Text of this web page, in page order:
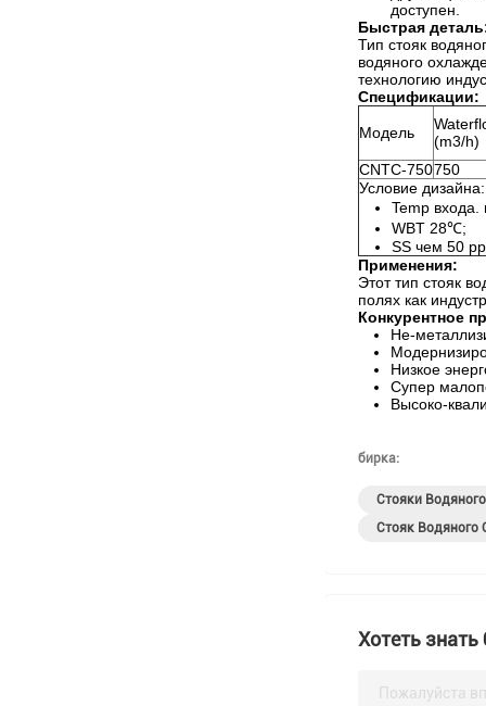
доступен.
Быстрая
Тип стояк
водяного
технологию
Спецификации:
Модель
(m3/h)
CNTC-750750
Условие дизайна:
Temp
WBT 28℃;
SS чем 50
Применения:
Этот тип стояк
полях как
Конкурентное
Не-
Низкое
Супер
Высоко-
бирка:
Стояки
Стояк Водяного
Хотеть
Пожалуйста